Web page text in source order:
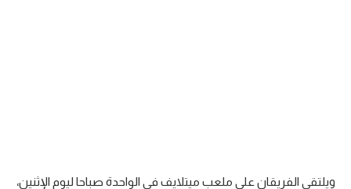
الدوري المصري
ويلتقي الفريقان على ملعب ميتلايف في الواحدة صباحا ليوم الإثنين،